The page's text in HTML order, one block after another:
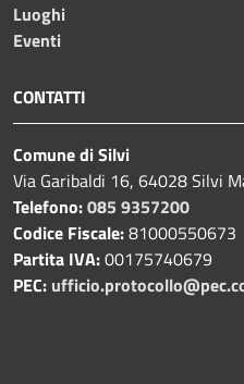
Luoghi
Eventi
CONTATTI
Comune di Silvi
Via Garibaldi 16, 64028 Silvi
Telefono:085 9357200
Codice Fiscale:81000550673
Partita IVA:00175740679
PEC: